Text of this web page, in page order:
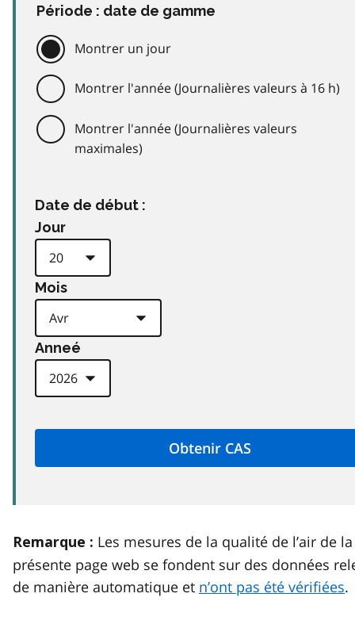
Période : date de gamme
Montrer un jour
Montrer l'année (Journalières valeurs à 16 h)
Montrer l'année (Journalières valeurs
maximales)
Date de début :
Jour
Mois
Anneé
Remarque : Les mesures de la qualité de l’air de la
présente page web se fondent sur des données
de manière automatique et n’ont pas été vérifiées.